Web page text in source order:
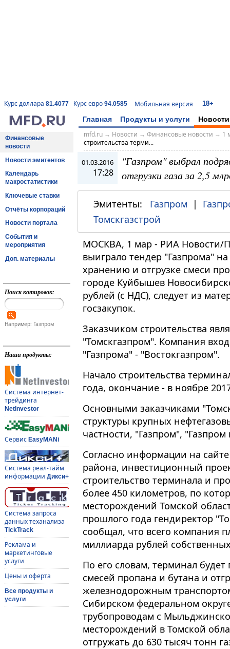
Курс доллара 81.4077 Курс евро 94.0585 Мобильная версия 18+
Главная Продукты и услуги Новости
Финансовые
новости
Новости эмитентов
Календарь
макростатистики
Ключевые ставки
Отчёты корпораций
Новости портала
События и
мероприятия
Доп. материалы
Поиск котировок:
Например: Газпром
Наши продукты:
Система интернет-
трейдинга
NetInvestor
Сервис EasyMANi
Система реал-тайм
информации Дикси+
Система запроса
данных теханализа
TickTrack
Реклама и
маркетинговые
услуги
Цены и оферта
Все продукты и
услуги
mfd.ru→ Новости → Финансовые новости → 1
строительства терми...
01.03.2016
17:28
"Газпром" выбрал
отгрузки газа за 2,5
Эмитенты: Газпром |
Томскгазстрой
МОСКВА, 1 мар - РИА Новости/
выиграло тендер "Газпрома"
хранению и отгрузке смеси
городе Куйбышев
рублей (с НДС), следует из
госзакупок.
Заказчиком строительства
"Томскгазпром". Компания
"Газпрома" - "Востокгазпром".
Начало строительства
года, окончание - в ноябре
Основными заказчиками
структуры крупных
частности, "Газпром",
Согласно информации на
района, инвестиционный
строительство терминала и
более 450 километров, по
месторождений Томской
прошлого года гендиректор
сообщал, что всего компания
миллиарда рублей
По его словам, терминал
смесей пропана и бутана и
железнодорожным
Сибирском федеральном
трубопроводам с
месторождений в Томской
отгружать до 630 тысяч тонн